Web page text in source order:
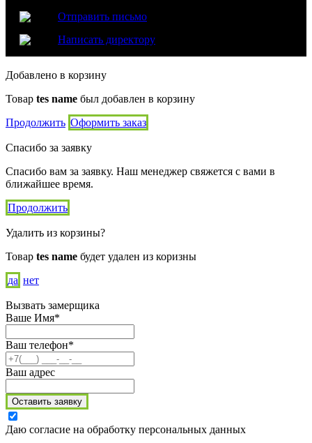
Отправить письмо
Написать директору
Добавлено в корзину
Товар tes name был добавлен в корзину
Продолжить Оформить заказ
Спасибо за заявку
Спасибо вам за заявку. Наш менеджер свяжется с вами в
ближайшее время.
Продолжить
Удалить из корзины?
Товар tes name будет удален из коризны
да нет
Вызвать замерщика
Ваше Имя*
Ваш телефон*
Ваш адрес
Оставить заявку
Даю согласие на обработку персональных данных